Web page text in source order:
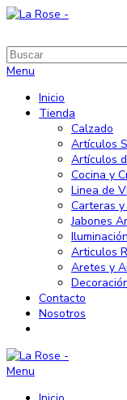
Menu
Inicio
Tienda
Calzado
Artículos
Artículos
Cocina y
Linea de
Carteras
Jabones
Iluminación
Articulos
Aretes y
Contacto
Nosotros
Menu